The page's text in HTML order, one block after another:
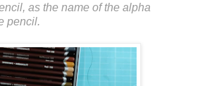
as the name of the alpha
pencil.